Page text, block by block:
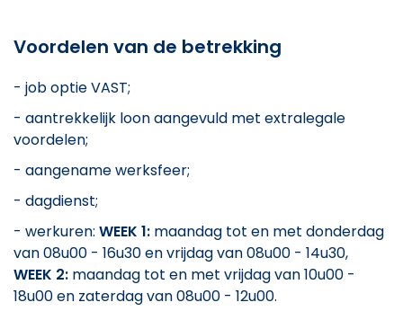
Voordelen van de betrekking
- job optie VAST;
- aantrekkelijk loon aangevuld met extralegale
voordelen;
- aangename werksfeer;
- dagdienst;
- werkuren: WEEK 1: maandag tot en met donderdag
van 08u00 - 16u30 en vrijdag van 08u00 - 14u30,
WEEK 2: maandag tot en met vrijdag van 10u00 -
18u00 en zaterdag van 08u00 - 12u00.